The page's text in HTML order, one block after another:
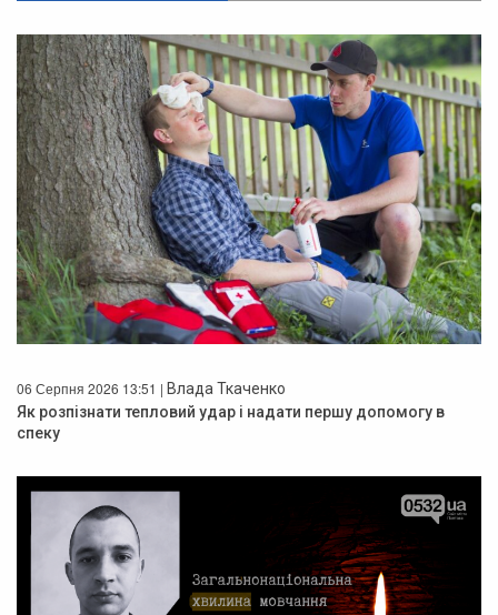
06 Серпня 2026 13:51 | Влада Ткаченко
Як розпізнати тепловий удар і надати першу допомогу в
спеку